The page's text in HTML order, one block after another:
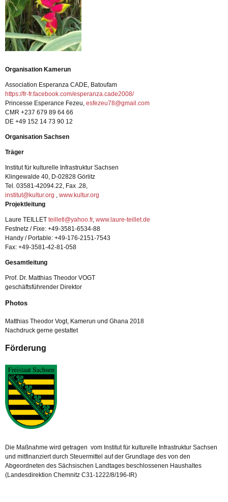
Organisation Kamerun
Association Esperanza CADE, Batoufam
https://fr-fr.facebook.com/esperanza.cade2008/
Princesse Esperance Fezeu, esfezeu78@gmail.com
CMR +237 679 89 64 66
DE +49 152 14 73 90 12
Organisation Sachsen
Träger
Institut für kulturelle Infrastruktur Sachsen
Klingewalde 40, D-02828 Görlitz
Tel. 03581-42094.22, Fax .28,
institut@kultur.org , www.kultur.org
Projektleitung
Laure TEILLET teilletl@yahoo.fr, www.laure-teillet.de
Festnetz / Fixe: +49-3581-6534-88
Handy / Portable: +49-176-2151-7543
Fax: +49-3581-42-81-058
Gesamtleitung
Prof. Dr. Matthias Theodor VOGT
geschäftsführender Direktor
Photos
Matthias Theodor Vogt, Kamerun und Ghana 2018
Nachdruck gerne gestattet
Förderung
Die Maßnahme wird getragen vom Institut für kulturelle Infrastruktur Sachsen
und mitfinanziert durch Steuermittel auf der Grundlage des von den
Abgeordneten des Sächsischen Landtages beschlossenen Haushaltes
(Landesdirektion Chemnitz C31-1222/8/196-IR)